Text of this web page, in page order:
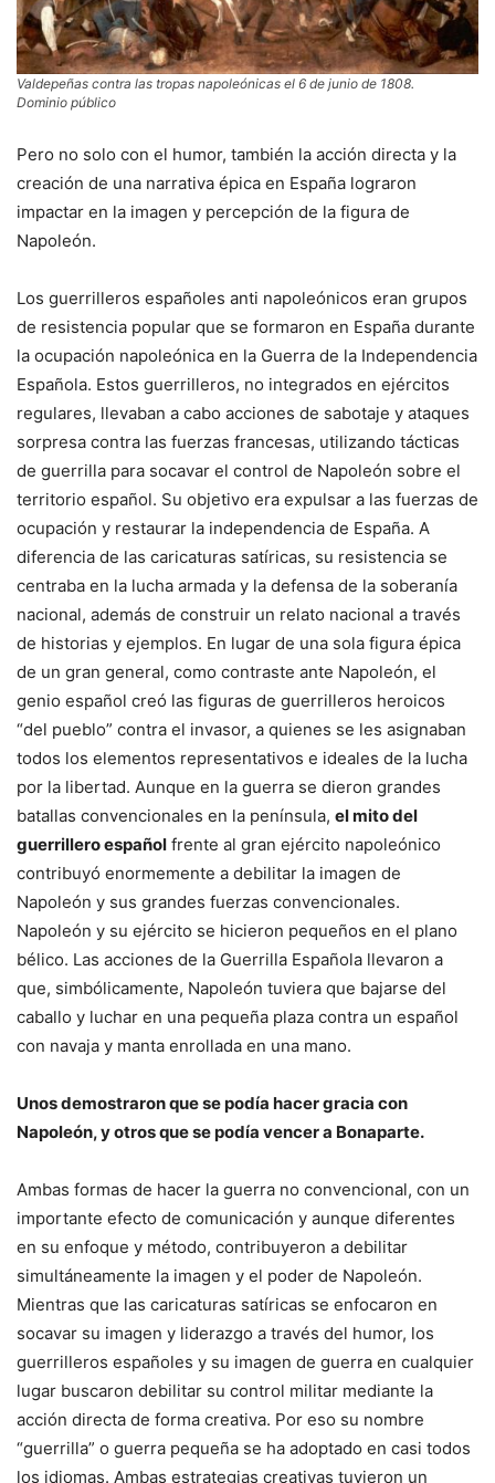
Valdepeñas contra las tropas napoleónicas el 6 de junio de 1808.
Dominio público
Pero no solo con el humor, también la acción directa y la
creación de una narrativa épica en España lograron
impactar en la imagen y percepción de la figura de
Napoleón.
Los guerrilleros españoles anti napoleónicos eran grupos
de resistencia popular que se formaron en España durante
la ocupación napoleónica en la Guerra de la Independencia
Española. Estos guerrilleros, no integrados en ejércitos
regulares, llevaban a cabo acciones de sabotaje y ataques
sorpresa contra las fuerzas francesas, utilizando tácticas
de guerrilla para socavar el control de Napoleón sobre el
territorio español. Su objetivo era expulsar a las fuerzas de
ocupación y restaurar la independencia de España. A
diferencia de las caricaturas satíricas, su resistencia se
centraba en la lucha armada y la defensa de la soberanía
nacional, además de construir un relato nacional a través
de historias y ejemplos. En lugar de una sola figura épica
de un gran general, como contraste ante Napoleón, el
genio español creó las figuras de guerrilleros heroicos
“del pueblo” contra el invasor, a quienes se les asignaban
todos los elementos representativos e ideales de la lucha
por la libertad. Aunque en la guerra se dieron grandes
batallas convencionales en la península, el mito del
guerrillero español frente al gran ejército napoleónico
contribuyó enormemente a debilitar la imagen de
Napoleón y sus grandes fuerzas convencionales.
Napoleón y su ejército se hicieron pequeños en el plano
bélico. Las acciones de la Guerrilla Española llevaron a
que, simbólicamente, Napoleón tuviera que bajarse del
caballo y luchar en una pequeña plaza contra un español
con navaja y manta enrollada en una mano.
Unos demostraron que se podía hacer gracia con
Napoleón, y otros que se podía vencer a Bonaparte.
Ambas formas de hacer la guerra no convencional, con un
importante efecto de comunicación y aunque diferentes
en su enfoque y método, contribuyeron a debilitar
simultáneamente la imagen y el poder de Napoleón.
Mientras que las caricaturas satíricas se enfocaron en
socavar su imagen y liderazgo a través del humor, los
guerrilleros españoles y su imagen de guerra en cualquier
lugar buscaron debilitar su control militar mediante la
acción directa de forma creativa. Por eso su nombre
“guerrilla” o guerra pequeña se ha adoptado en casi todos
los idiomas. Ambas estrategias creativas tuvieron un